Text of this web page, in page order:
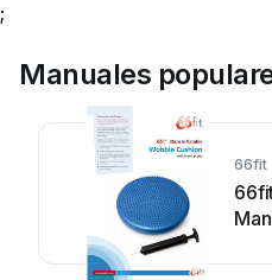
;
Manuales
66fit